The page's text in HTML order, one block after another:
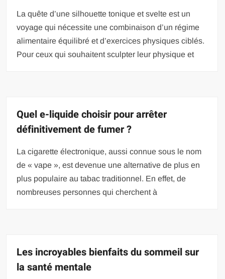
La quête d’une silhouette tonique et svelte est un
voyage qui nécessite une combinaison d’un régime
alimentaire équilibré et d’exercices physiques ciblés.
Pour ceux qui souhaitent sculpter leur physique et
Quel e-liquide choisir pour arrêter
définitivement de fumer ?
La cigarette électronique, aussi connue sous le nom
de « vape », est devenue une alternative de plus en
plus populaire au tabac traditionnel. En effet, de
nombreuses personnes qui cherchent à
Les incroyables bienfaits du sommeil sur
la santé mentale